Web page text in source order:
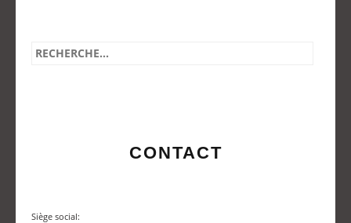
CONTACT
Siège social: